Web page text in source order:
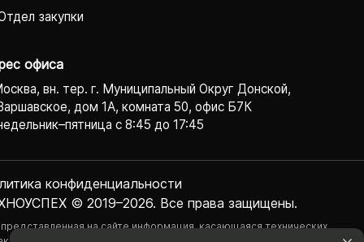
закупки
офиса
вн. тер. г. Муниципальный Округ Донской,
дом 1А, комната 50, офис Б7К
с 8:45 до 17:45
© 2019–2026. Все права защищены.
конфиденциаль­ности
на сайте информация, касающаяся технических